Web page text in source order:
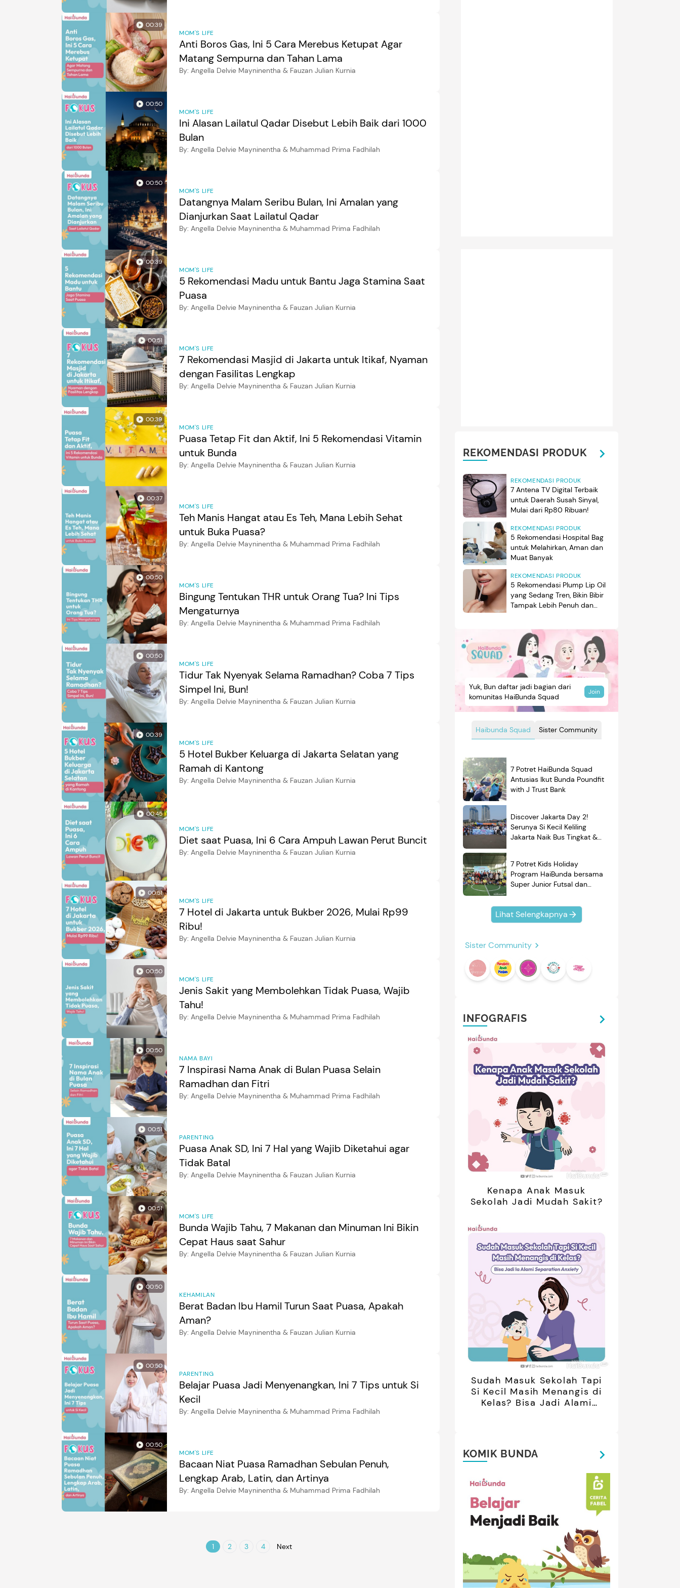
00:39
MOM'S LIFE
Anti Boros Gas, Ini 5 Cara Merebus Ketupat Agar
Matang Sempurna dan Tahan Lama
By: Angella Delvie Mayninentha & Fauzan Julian Kurnia
00:50
MOM'S LIFE
Ini Alasan Lailatul Qadar Disebut Lebih Baik dari 1000
Bulan
By: Angella Delvie Mayninentha & Muhammad Prima Fadhilah
00:50
MOM'S LIFE
Datangnya Malam Seribu Bulan, Ini Amalan yang
Dianjurkan Saat Lailatul Qadar
By: Angella Delvie Mayninentha & Muhammad Prima Fadhilah
00:39
MOM'S LIFE
5 Rekomendasi Madu untuk Bantu Jaga Stamina Saat
Puasa
By: Angella Delvie Mayninentha & Fauzan Julian Kurnia
00:51
MOM'S LIFE
7 Rekomendasi Masjid di Jakarta untuk Itikaf, Nyaman
dengan Fasilitas Lengkap
By: Angella Delvie Mayninentha & Fauzan Julian Kurnia
00:39
MOM'S LIFE
Puasa Tetap Fit dan Aktif, Ini 5 Rekomendasi Vitamin
untuk Bunda
By: Angella Delvie Mayninentha & Fauzan Julian Kurnia
00:37
MOM'S LIFE
Teh Manis Hangat atau Es Teh, Mana Lebih Sehat
untuk Buka Puasa?
By: Angella Delvie Mayninentha & Muhammad Prima Fadhilah
00:50
MOM'S LIFE
Bingung Tentukan THR untuk Orang Tua? Ini Tips
Mengaturnya
By: Angella Delvie Mayninentha & Muhammad Prima Fadhilah
00:50
MOM'S LIFE
Tidur Tak Nyenyak Selama Ramadhan? Coba 7 Tips
Simpel Ini, Bun!
By: Angella Delvie Mayninentha & Fauzan Julian Kurnia
00:39
MOM'S LIFE
5 Hotel Bukber Keluarga di Jakarta Selatan yang
Ramah di Kantong
By: Angella Delvie Mayninentha & Fauzan Julian Kurnia
00:45
MOM'S LIFE
Diet saat Puasa, Ini 6 Cara Ampuh Lawan Perut Buncit
By: Angella Delvie Mayninentha & Fauzan Julian Kurnia
00:51
MOM'S LIFE
7 Hotel di Jakarta untuk Bukber 2026, Mulai Rp99
Ribu!
By: Angella Delvie Mayninentha & Fauzan Julian Kurnia
00:50
MOM'S LIFE
Jenis Sakit yang Membolehkan Tidak Puasa, Wajib
Tahu!
By: Angella Delvie Mayninentha & Muhammad Prima Fadhilah
00:50
NAMA BAYI
7 Inspirasi Nama Anak di Bulan Puasa Selain
Ramadhan dan Fitri
By: Angella Delvie Mayninentha & Muhammad Prima Fadhilah
00:51
PARENTING
Puasa Anak SD, Ini 7 Hal yang Wajib Diketahui agar
Tidak Batal
By: Angella Delvie Mayninentha & Fauzan Julian Kurnia
00:51
MOM'S LIFE
Bunda Wajib Tahu, 7 Makanan dan Minuman Ini Bikin
Cepat Haus saat Sahur
By: Angella Delvie Mayninentha & Fauzan Julian Kurnia
00:50
KEHAMILAN
Berat Badan Ibu Hamil Turun Saat Puasa, Apakah
Aman?
By: Angella Delvie Mayninentha & Fauzan Julian Kurnia
00:50
PARENTING
Belajar Puasa Jadi Menyenangkan, Ini 7 Tips untuk Si
Kecil
By: Angella Delvie Mayninentha & Muhammad Prima Fadhilah
00:50
MOM'S LIFE
Bacaan Niat Puasa Ramadhan Sebulan Penuh,
Lengkap Arab, Latin, dan Artinya
By: Angella Delvie Mayninentha & Muhammad Prima Fadhilah
1 2 3 4 Next
REKOMENDASI PRODUK
REKOMENDASI PRODUK
7 Antena TV Digital Terbaik
untuk Daerah Susah Sinyal,
Mulai dari Rp80 Ribuan!
REKOMENDASI PRODUK
5 Rekomendasi Hospital Bag
untuk Melahirkan, Aman dan
Muat Banyak
REKOMENDASI PRODUK
5 Rekomendasi Plump Lip Oil
yang Sedang Tren, Bikin Bibir
Tampak Lebih Penuh dan
Haibunda Squad Sister Community
Yuk, Bun daftar jadi bagian dari
komunitas HaiBunda Squad
Join
7 Potret HaiBunda Squad
Antusias Ikut Bunda Poundfit
with J Trust Bank
Discover Jakarta Day 2!
Serunya Si Kecil Keliling
Jakarta Naik Bus Tingkat &
7 Potret Kids Holiday
Program HaiBunda bersama
Super Junior Futsal dan
Kompak Banget!
Lihat Selengkapnya
Sister Community
INFOGRAFIS
Kenapa Anak Masuk
Sekolah Jadi Mudah Sakit?
Sudah Masuk Sekolah Tapi
Si Kecil Masih Menangis di
Kelas? Bisa Jadi Alami
KOMIK BUNDA